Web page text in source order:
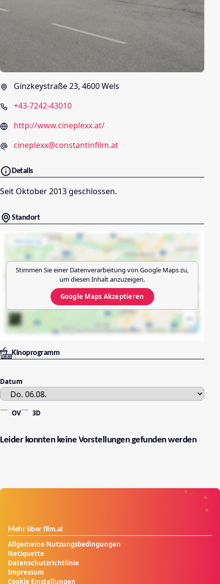
Ginzkeystraße 23, 4600 Wels
+43-7242-43010
http://www.cineplexx.at/
cineplexx@constantinfilm.at
Details
Seit Oktober 2013 geschlossen.
Standort
Stimmen Sie einer Datenverarbeitung von Google Mapszu,
um diesen Inhalt anzuzeigen.
Google Maps Akzeptieren
Kinoprogramm
Datum
OV 3D
Leider konnten keine Vorstellungen gefunden werden
Mehr über film.at
Allgemeine Nutzungsbedingungen
Netiquette
Datenschutzrichtlinie
Impressum
Cookie Einstellungen